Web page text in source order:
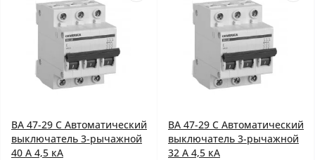
ВА 47-29 C Автоматический
выключатель 3-рычажной
40 А 4,5 кА
ВА 47-29 C Автоматический
выключатель 3-рычажной
32 А 4,5 кА